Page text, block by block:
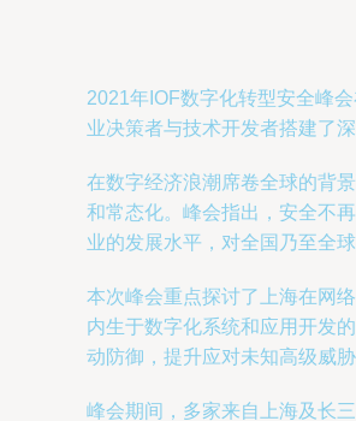
2021年IOF数字化转型安全峰
业决策者与技术开发者搭建了
在数字经济浪潮席卷全球的背
和常态化。峰会指出，安全不
业的发展水平，对全国乃至全
本次峰会重点探讨了上海在网
内生于数字化系统和应用开发
动防御，提升应对未知高级威
峰会期间，多家来自上海及长